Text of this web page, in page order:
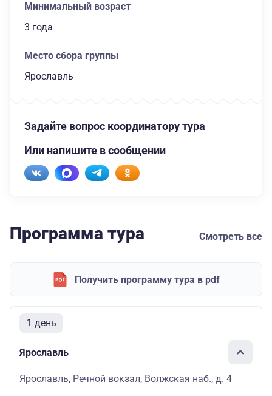
Минимальный возраст
3 года
Место сбора группы
Ярославль
Задайте вопрос координатору тура
Или напишите в сообщении
Программа тура Смотреть все
Получить программу тура в pdf
1 день
Ярославль
Ярославль, Речной вокзал, Волжская наб., д. 4